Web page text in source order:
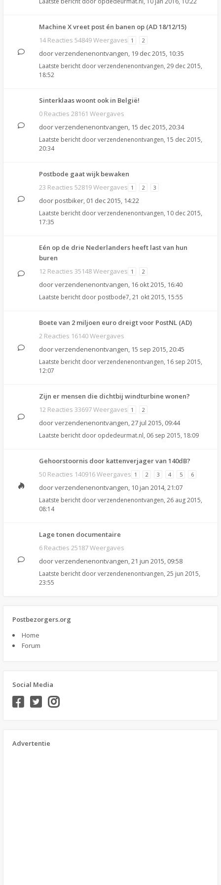
Machine X vreet post én banen op (AD 18/12/15)
14 Reacties 54849 Weergaves 1 2
doorverzendenenontvangen, 19 dec 2015, 10:35
Laatste bericht doorverzendenenontvangen, 29 dec 2015,
18:52
Sinterklaas woont ook in België!
0 Reacties 28161 Weergaves
doorverzendenenontvangen, 15 dec 2015, 20:34
Laatste bericht doorverzendenenontvangen, 15 dec 2015,
20:34
Postbode gaat wijk bewaken
23 Reacties 52819 Weergaves 1 2 3
door postbiker, 01 dec 2015, 14:22
Laatste bericht doorverzendenenontvangen, 10 dec 2015,
17:35
Eén op de drie Nederlanders heeft last van hun
buren
12 Reacties 35148 Weergaves 1 2
doorverzendenenontvangen, 16 okt 2015, 16:40
Laatste bericht door postbode7, 21 okt 2015, 15:55
Boete van 2 miljoen euro dreigt voor PostNL (AD)
2 Reacties 16140 Weergaves
doorverzendenenontvangen, 15 sep 2015, 20:45
Laatste bericht doorverzendenenontvangen, 16 sep 2015,
12:07
Zijn er mensen die dichtbij windturbine wonen?
12 Reacties 33697 Weergaves 1 2
doorverzendenenontvangen,27 jul 2015, 09:44
Laatste bericht door opdedeurmat.nl, 06 sep 2015, 18:09
Gehoorstoornis door kattenverjager van 140dB?
50 Reacties 140916 Weergaves 1 2 3 4 5 6
doorverzendenenontvangen, 10 jan 2014, 21:07
Laatste bericht doorverzendenenontvangen, 26 aug 2015,
08:14
Lage tonen documentaire
6 Reacties 25187 Weergaves
doorverzendenenontvangen,21 jun 2015, 09:58
Laatste bericht doorverzendenenontvangen, 25 jun 2015,
23:55
Postbezorgers.org
Home
Forum
Social Media
Advertentie